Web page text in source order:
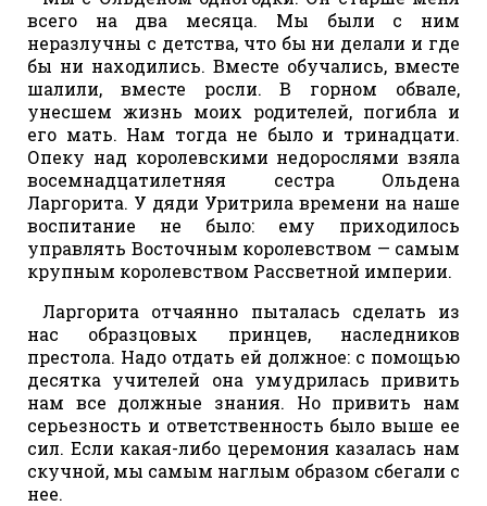
всего на два месяца. Мы были с ним
неразлучны с детства, что бы ни делали и где
бы ни находились. Вместе обучались, вместе
шалили, вместе росли. В горном обвале,
унесшем жизнь моих родителей, погибла и
его мать. Нам тогда не было и тринадцати.
Опеку над королевскими недорослями взяла
восемнадцатилетняя сестра Ольдена
Ларгорита. У дяди Уритрила времени на наше
воспитание не было: ему приходилось
управлять Восточным королевством — самым
крупным королевством Рассветной империи.
Ларгорита отчаянно пыталась сделать из
нас образцовых принцев, наследников
престола. Надо отдать ей должное: с помощью
десятка учителей она умудрилась привить
нам все должные знания. Но привить нам
серьезность и ответственность было выше ее
сил. Если какая-либо церемония казалась нам
скучной, мы самым наглым образом сбегали с
нее.